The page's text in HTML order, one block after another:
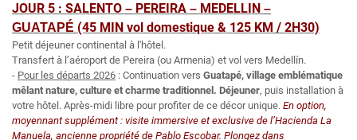
JOUR 5 : SALENTO – PEREIRA – MEDELLIN –
GUATAPÉ (45 MIN vol domestique & 125 KM / 2H30)
Petit déjeuner continental à l'hôtel.
Transfert à l’aéroport de Pereira (ou Armenia) et vol vers Medellín.
- Pour les départs 2026 : Continuation vers Guatapé, village emblématique
mêlant nature, culture et charme traditionnel. Déjeuner, puis installation à
votre hôtel. Après-midi libre pour profiter de ce décor unique. En option,
moyennant supplément : visite immersive et exclusive de l’Hacienda La
Manuela, ancienne propriété de Pablo Escobar. Plongez dans